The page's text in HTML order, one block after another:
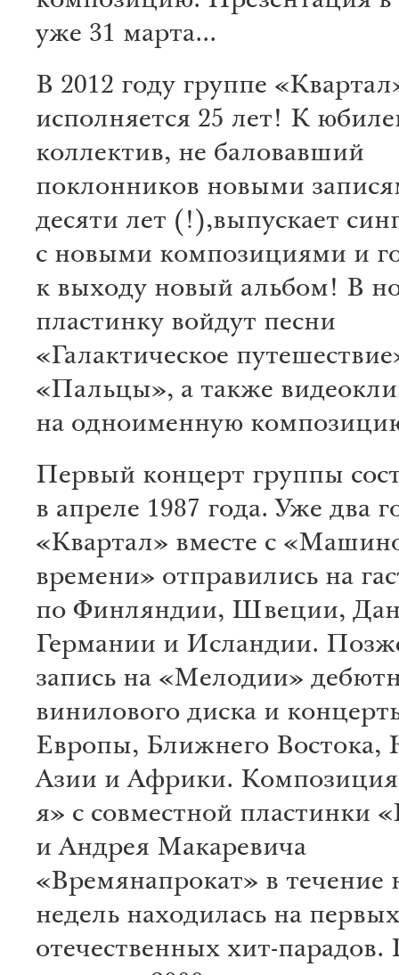
уже 31 марта...
В 2012 году группе
исполняется 25 лет! К
коллектив, не баловавший
поклонников новыми
десяти лет (!),выпускает
с новыми композициями и
к выходу новый альбом! В
пластинку войдут песни
«Галактическое
«Пальцы», а также
на одноименную
Первый концерт группы
в апреле 1987 года. Уже два
«Квартал» вместе с
времени» отправились на
по Финляндии, Швеции,
Германии и Исландии.
запись на «Мелодии»
винилового диска и
Европы, Ближнего
Азии и Африки.
я» с совместной пластинки
и Андрея Макаревича
«Времянапрокат» в течение
недель находилась на
отечественных хит-парадов.